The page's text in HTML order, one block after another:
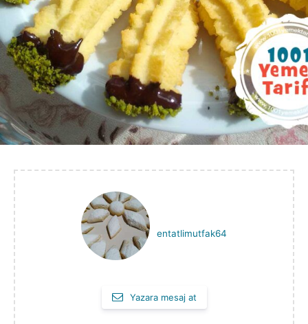
entatlimutfak64
Yazara mesaj at